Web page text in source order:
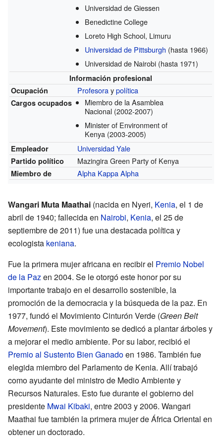
Universidad de Giessen
Benedictine College
Loreto High School, Limuru
Universidad de Pittsburgh (hasta 1966)
Universidad de Nairobi (hasta 1971)
Información profesional
Ocupación
Profesoraypolítica
Cargos ocupados
Miembro de la Asamblea
Nacional (2002-2007)
Minister of Environment of
Kenya (2003-2005)
Empleador Universidad Yale
Partido político Mazingira Green Party of Kenya
Miembro de Alpha Kappa Alpha
Wangari Muta Maathai (nacida en Nyeri, Kenia, el 1 de
abril de 1940; fallecida en Nairobi, Kenia, el 25 de
septiembre de 2011) fue una destacada política y
ecologista keniana.
Fue la primera mujer africana en recibir el Premio Nobel
de la Pazen 2004. Se le otorgó este honor por su
importante trabajo en el desarrollo sostenible, la
promoción de la democracia y la búsqueda de la paz. En
1977, fundó el Movimiento Cinturón Verde (Green Belt
Movement). Este movimiento se dedicó a plantar árboles y
a mejorar el medio ambiente. Por su labor, recibió el
Premio al Sustento Bien Ganadoen 1986. También fue
elegida miembro del Parlamento de Kenia. Allí trabajó
como ayudante del ministro de Medio Ambiente y
Recursos Naturales. Esto fue durante el gobierno del
presidente Mwai Kibaki, entre 2003 y 2006. Wangari
Maathai fue también la primera mujer de África Oriental en
obtener un doctorado.